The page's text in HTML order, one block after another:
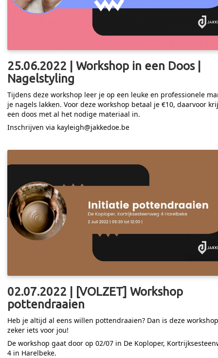
25.06.2022 | Workshop in een Doos |
Nagelstyling
Tijdens deze workshop leer je op een leuke en professionele
je nagels lakken. Voor deze workshop betaal je €10, daarvoor
een doos met al het nodige materiaal in.
Inschrijven via kayleigh@jakkedoe.be
02.07.2022 | [VOLZET] Workshop
pottendraaien
Heb je altijd al eens willen pottendraaien? Dan is deze workshop
zeker iets voor jou!
De workshop gaat door op 02/07 in De Koploper,
4 in Harelbeke.